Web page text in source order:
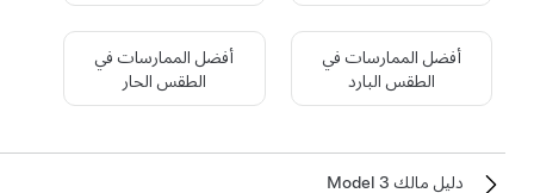
أفضل الممارسات في
الطقس البارد
أفضل الممارسات في
الطقس الحار
دليل مالك Model 3